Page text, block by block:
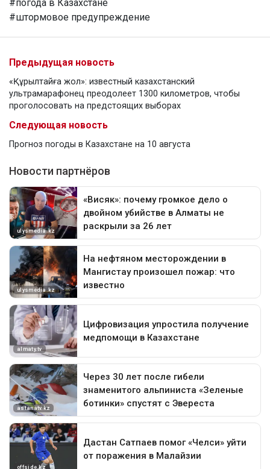
#погода в Казахстане
#штормовое предупреждение
Предыдущая новость
«Құрылтайға жол»: известный казахстанский
ультрамарафонец преодолеет 1300 километров, чтобы
проголосовать на предстоящих выборах
Следующая новость
Прогноз погоды в Казахстане на 10 августа